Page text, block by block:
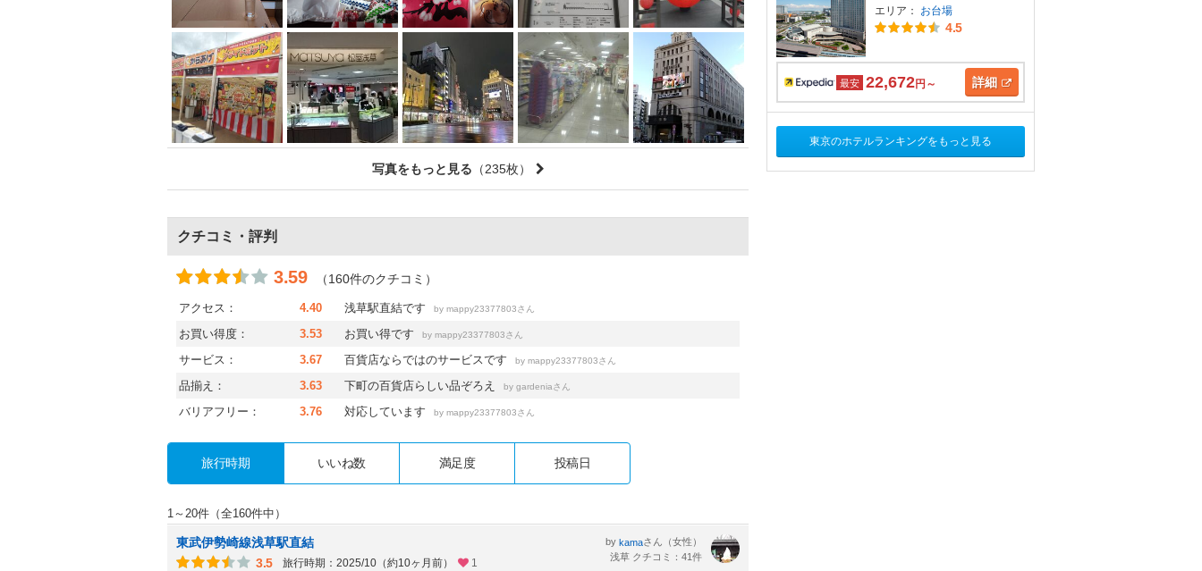
写真をもっと見る （235枚）
クチコミ・評判
3.59 （160件のクチコミ）
アクセス： 4.40 浅草駅直結です by mappy23377803さん
お買い得度： 3.53 お買い得です by mappy23377803さん
サービス： 3.67 百貨店ならではのサービスです by mappy23377803さん
品揃え： 3.63 下町の百貨店らしい品ぞろえ by gardeniaさん
バリアフリー： 3.76 対応しています by mappy23377803さん
旅行時期 いいね数 満足度 投稿日
1～20件（全160件中）
東武伊勢崎線浅草駅直結
3.5
旅行時期：2025/10（約10ヶ月前） 1
by kamaさん（女性）
浅草 クチコミ：41件
エリア： お台場
4.5
最安 22,672円～ 詳細
東京のホテルランキングをもっと見る